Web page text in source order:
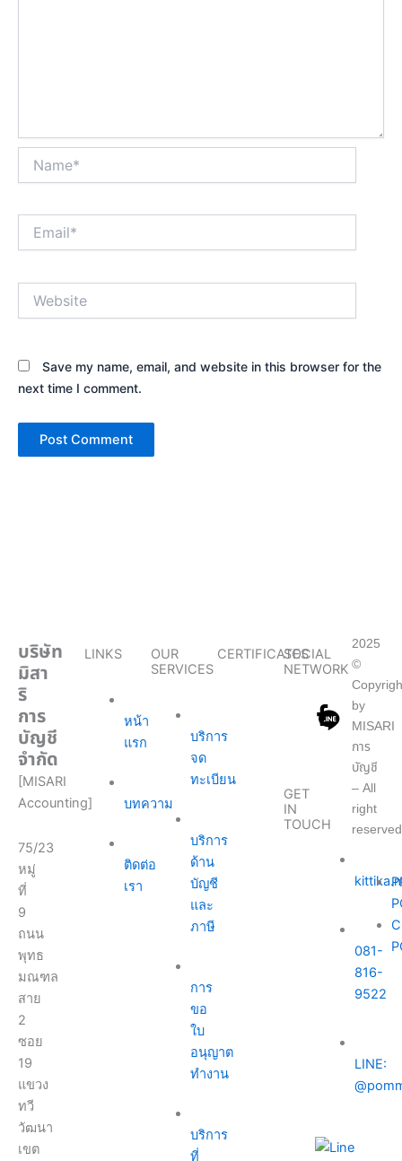
Save my name, email, and website in this browser for the
next time I comment.
บริษัท
มิสา
ริ
การ
บัญชี
จำกัด
[MISARI
Accounting]
75/23
หมู่
ที่
9
ถนน
พุทธ
มณฑล
สาย
2
ซอย
19
แขวง
ทวี
วัฒนา
เขต
LINKS
หน้า
แรก
บทความ
ติดต่อ
เรา
OUR
SERVICES
บริการ
จด
ทะเบียน
บริการ
ด้าน
บัญชี
และ
ภาษี
การ
ขอ
ใบ
อนุญาต
ทำงาน
บริการ
ที่
CERTIFICATESSOCIAL
NETWORK
GET
IN
TOUCH
081-
816-
9522
LINE:
2025
©
by
MISARI
การ
บัญชี
– All
right